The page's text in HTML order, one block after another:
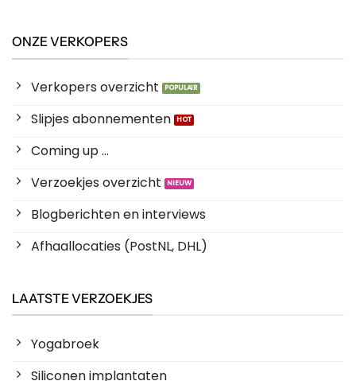
ONZE VERKOPERS
Verkopers overzicht
Slipjes abonnementen
Coming up ...
Verzoekjes overzicht
Blogberichten en interviews
Afhaallocaties (PostNL, DHL)
LAATSTE VERZOEKJES
Yogabroek
Siliconen implantaten